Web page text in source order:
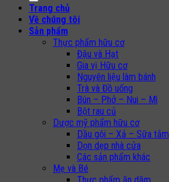
Trang chủ
Về chúng tôi
Sản phẩm
Thực phẩm hữu cơ
Đậu và Hạt
Gia vị Hữu cơ
Nguyên liệu làm bánh
Trà và Đồ uống
Bún – Phở – Nui – Mì
Bột rau củ
Dược mỹ phẩm hữu cơ
Dầu gội – Xả – Sữa tắm
Dọn dẹp nhà cửa
Các sản phẩm khác
Mẹ và Bé